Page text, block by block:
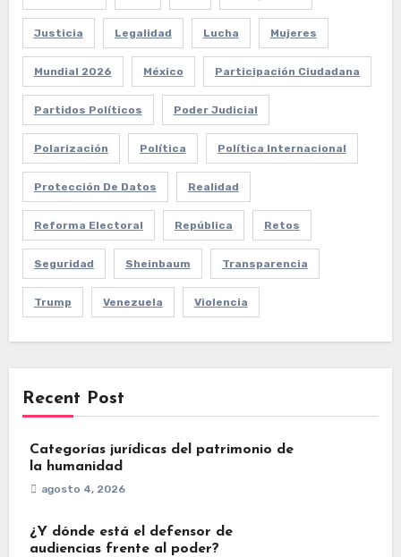
Justicia Legalidad Lucha Mujeres
Mundial 2026 México Participación Ciudadana
Partidos Políticos Poder Judicial
Polarización Política Política Internacional
Protección De Datos Realidad
Reforma Electoral República Retos
Seguridad Sheinbaum Transparencia
Trump Venezuela Violencia
Recent Post
Categorías jurídicas del patrimonio de
la humanidad
agosto 4, 2026
¿Y dónde está el defensor de
audiencias frente al poder?